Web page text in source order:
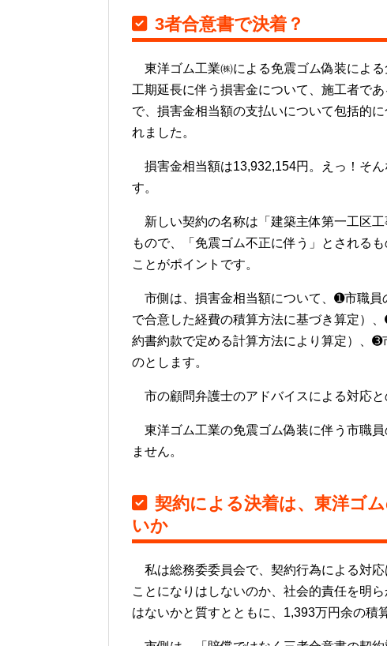
3者合意書で決着？
東洋ゴム工業㈱による免震ゴム偽装によ
工期延長に伴う損害金について、施工者で
で、損害金相当額の支払いについて包括的
れました。
損害金相当額は13,932,154円。えっ！そ
す。
新しい契約の名称は「建築主体第一工区
もので、「免震ゴム不正に伴う」とされる
ことがポイントです。
市側は、損害金相当額について、➊市職員
で合意した経費の積算方法に基づき算定）
約書約款で定める計算方法により算定）、
のとします。
市の顧問弁護士のアドバイスによる対応と
東洋ゴム工業の免震ゴム偽装に伴う市職
ません。
契約による決着は、東洋ゴ
いか
私は総務委委員会で、契約行為による対
ことになりはしないのか、社会的責任を明
はないかと質すとともに、1,393万円余の積